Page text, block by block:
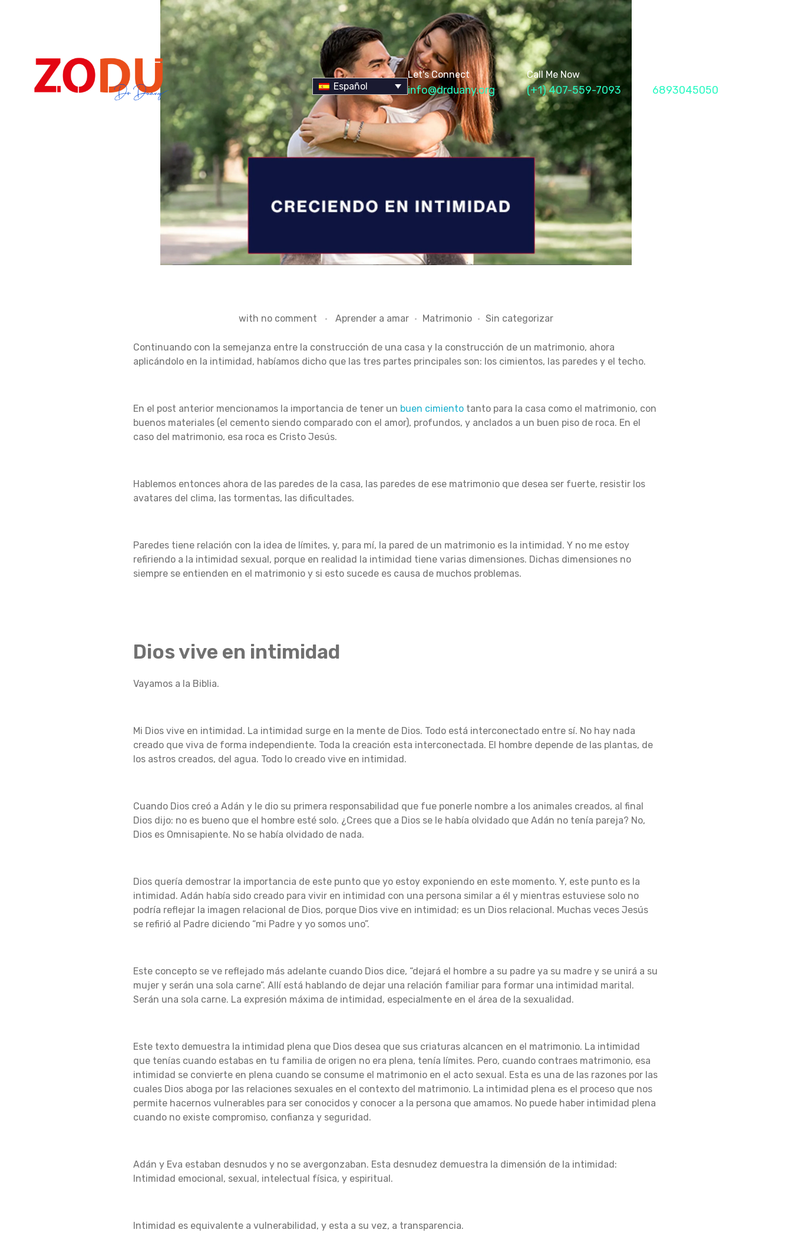
Español
Let's Connect
info@drduany.org
Call Me Now
(+1) 407-559-7093 6893045050
R
E
I
E
N
O
E
N
I
T
I
M
D
A
D
with no comment Aprender a amar Matrimonio Sin categorizar
Continuando con la semejanza entre la construcción de una casa y la construcción de un matrimonio, ahora
aplicándolo en la intimidad, habíamos dicho que las tres partes principales son: los cimientos, las paredes y el techo.
En el post anterior mencionamos la importancia de tener un buen cimiento tanto para la casa como el matrimonio, con
buenos materiales (el cemento siendo comparado con el amor), profundos, y anclados a un buen piso de roca. En el
caso del matrimonio, esa roca es Cristo Jesús.
Hablemos entonces ahora de las paredes de la casa, las paredes de ese matrimonio que desea ser fuerte, resistir los
avatares del clima, las tormentas, las dificultades.
Paredes tiene relación con la idea de límites, y, para mí, la pared de un matrimonio es la intimidad.Y no me estoy
refiriendo a la intimidad sexual, porque en realidad la intimidad tiene varias dimensiones. Dichas dimensiones no
siempre se entienden en el matrimonio y si esto sucede es causa de muchos problemas.
Dios vive en intimidad
Vayamos a la Biblia.
Mi Dios vive en intimidad. La intimidad surge en la mente de Dios. Todo está interconectado entre sí. No hay nada
creado que viva de forma independiente. Toda la creación esta interconectada. El hombre depende de las plantas, de
los astros creados, del agua. Todo lo creado vive en intimidad.
Cuando Dios creó a Adán y le dio su primera responsabilidad que fue ponerle nombre a los animales creados, al final
Dios dijo: no es bueno que el hombre esté solo. ¿Crees que a Dios se le había olvidado que Adán no tenía pareja? No,
Dios es Omnisapiente. No se había olvidado de nada.
Dios quería demostrar la importancia de este punto que yo estoy exponiendo en este momento.Y, este punto es la
intimidad.Adán había sido creado para vivir en intimidad con una persona similar a él y mientras estuviese solo no
podría reflejar la imagen relacional de Dios, porque Dios vive en intimidad; es un Dios relacional. Muchas veces Jesús
se refirió al Padre diciendo “mi Padre y yo somos uno”.
Este concepto se ve reflejado más adelante cuando Dios dice, “dejará el hombre a su padre ya su madre y se unirá a su
mujer y serán una sola carne”.Allí está hablando de dejar una relación familiar para formar una intimidad marital.
Serán una sola carne. La expresión máxima de intimidad, especialmente en el área de la sexualidad.
Este texto demuestra la intimidad plena que Dios desea que sus criaturas alcancen en el matrimonio. La intimidad
que tenías cuando estabas en tu familia de origen no era plena, tenía límites. Pero, cuando contraes matrimonio, esa
intimidad se convierte en plena cuando se consume el matrimonio en el acto sexual. Esta es una de las razones por las
cuales Dios aboga por las relaciones sexuales en el contexto del matrimonio. La intimidad plena es el proceso que nos
permite hacernos vulnerables para ser conocidos y conocer a la persona que amamos. No puede haber intimidad plena
cuando no existe compromiso, confianza y seguridad.
Adán y Eva estaban desnudos y no se avergonzaban. Esta desnudez demuestra la dimensión de la intimidad:
Intimidad emocional, sexual, intelectual física, y espiritual.
Intimidad es equivalente a vulnerabilidad, y esta a su vez, a transparencia.